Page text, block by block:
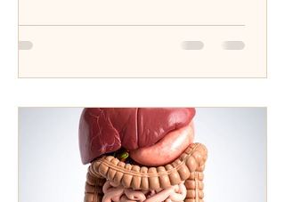
רכיבי התזונה החיוניים לעור בריא,
השפעתו של הורמון הנעורים, ואיך לבצע